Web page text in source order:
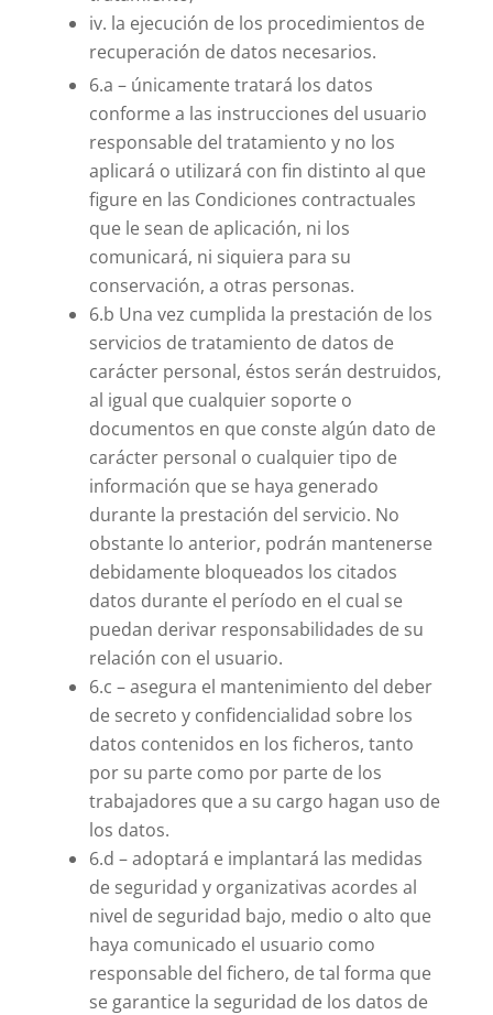
iv. la ejecución de los procedimientos de
recuperación de datos necesarios.
6.a – únicamente tratará los datos
conforme a las instrucciones del usuario
responsable del tratamiento y no los
aplicará o utilizará con fin distinto al que
figure en las Condiciones contractuales
que le sean de aplicación, ni los
comunicará, ni siquiera para su
conservación, a otras personas.
6.b Una vez cumplida la prestación de los
servicios de tratamiento de datos de
carácter personal, éstos serán destruidos,
al igual que cualquier soporte o
documentos en que conste algún dato de
carácter personal o cualquier tipo de
información que se haya generado
durante la prestación del servicio. No
obstante lo anterior, podrán mantenerse
debidamente bloqueados los citados
datos durante el período en el cual se
puedan derivar responsabilidades de su
relación con el usuario.
6.c – asegura el mantenimiento del deber
de secreto y confidencialidad sobre los
datos contenidos en los ficheros, tanto
por su parte como por parte de los
trabajadores que a su cargo hagan uso de
los datos.
6.d – adoptará e implantará las medidas
de seguridad y organizativas acordes al
nivel de seguridad bajo, medio o alto que
haya comunicado el usuario como
responsable del fichero, de tal forma que
se garantice la seguridad de los datos de